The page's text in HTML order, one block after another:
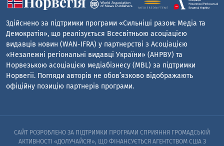
Здійснено за підтримки програми «Сильніші разом: Медіа та
Демократія», що реалізується Всесвітньою асоціацією
видавців новин (WAN-IFRA) у партнерстві з Асоціацією
«Незалежні регіональні видавці України» (АНРВУ) та
Норвезькою асоціацією медіабізнесу (MBL) за підтримки
Норвегії. Погляди авторів не обов’язково відображають
офіційну позицію партнерів програми.
САЙТ РОЗРОБЛЕНО ЗА ПІДТРИМКИ ПРОГРАМИ СПРИЯННЯ ГРОМАДСЬКІЙ
АКТИВНОСТІ «ДОЛУЧАЙСЯ!», ЩО ФІНАНСУЄТЬСЯ АГЕНТСТВОМ США З